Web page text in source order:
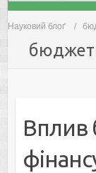
Науковий блоґ
Вплив